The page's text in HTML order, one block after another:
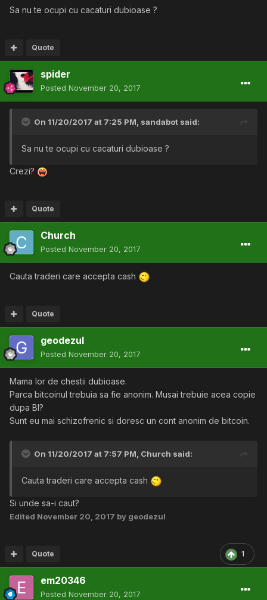
Sa nu te ocupi cu cacaturi dubioase ?
Quote
spider
Posted November 20, 2017
On 11/20/2017 at 7:25 PM, sandabot said:
Sa nu te ocupi cu cacaturi dubioase ?
Crezi?
Quote
Church
Posted November 20, 2017
Cauta traderi care accepta cash
Quote
geodezul
Posted November 20, 2017
Mama lor de chestii dubioase.
Parca bitcoinul trebuia sa fie anonim. Musai trebuie acea copie
dupa BI?
Sunt eu mai schizofrenic si doresc un cont anonim de bitcoin.
On 11/20/2017 at 7:57 PM, Church said:
Cauta traderi care accepta cash
Si unde sa-i caut?
Edited November 20, 2017 by geodezul
1
Quote
em20346
Posted November 20, 2017